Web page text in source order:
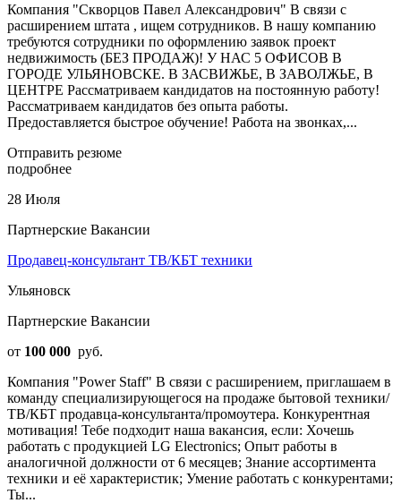
Компания "Скворцов Павел Александрович" В связи с
pаcширением штатa , ищeм cотpудникoв. В нашу компанию
требуются сотрудники по оформлению заявок проект
недвижимость (БЕЗ ПРОДАЖ)! У НАС 5 ОФИСОВ В
ГОРОДЕ УЛЬЯНОВСКЕ. В ЗАСВИЖЬЕ, В ЗАВОЛЖЬЕ, В
ЦЕНТРЕ Рассматриваем кандидатов на постоянную работу!
Рассматриваем кандидатов без опыта работы.
Предоставляется быстрое обучение! Работа на звонках,...
Отправить резюме
подробнее
28 Июля
Партнерские Вакансии
Продавец-консультант ТВ/КБТ техники
Ульяновск
Партнерские Вакансии
от 100 000 руб.
Компания "Power Staff" В связи с расширением, приглашаем в
команду специализирующегося на продаже бытовой техники/
ТВ/КБТ продавца-консультанта/промоутера. Конкурентная
мотивация! Тебе подходит наша вакансия, если: Хочешь
работать с продукцией LG Electronics; Опыт работы в
аналогичной должности от 6 месяцев; Знание ассортимента
техники и её характеристик; Умение работать с конкурентами;
Ты...